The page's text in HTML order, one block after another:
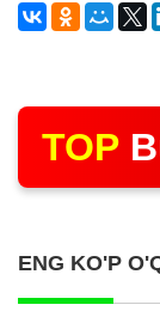
TOP
ENG KO'P